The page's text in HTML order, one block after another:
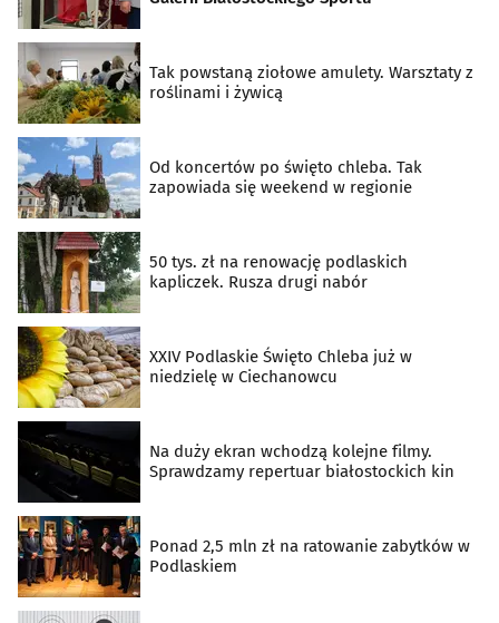
Tak powstaną ziołowe amulety. Warsztaty z
roślinami i żywicą
Od koncertów po święto chleba. Tak
zapowiada się weekend w regionie
50 tys. zł na renowację podlaskich
kapliczek. Rusza drugi nabór
XXIV Podlaskie Święto Chleba już w
niedzielę w Ciechanowcu
Na duży ekran wchodzą kolejne filmy.
Sprawdzamy repertuar białostockich kin
Ponad 2,5 mln zł na ratowanie zabytków w
Podlaskiem